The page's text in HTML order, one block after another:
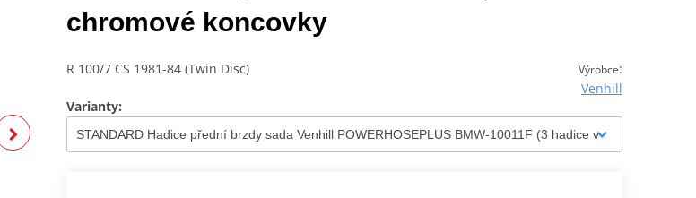
chromové koncovky
Výrobce:
Venhill
R 100/7 CS 1981-84 (Twin Disc)
Varianty: